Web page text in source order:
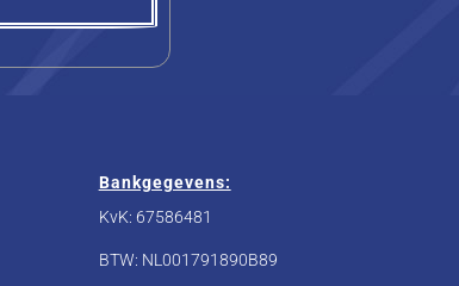
Bankgegevens:
KvK: 67586481
BTW: NL001791890B89